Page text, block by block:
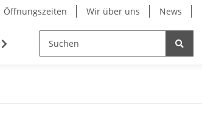
Öffnungszeiten Wir über uns News
RESTPOSTEN Wilier